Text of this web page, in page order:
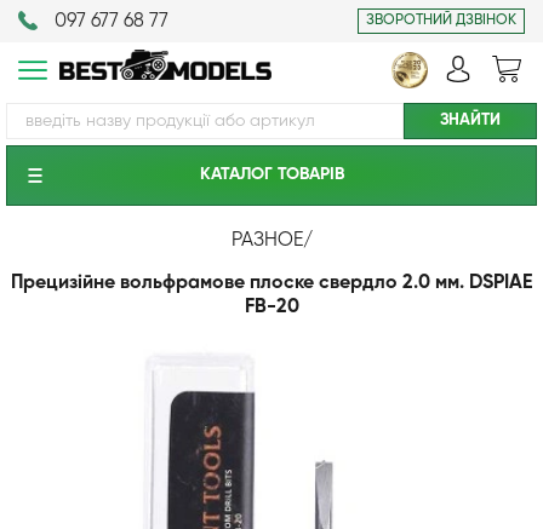
097 677 68 77 ЗВОРОТНИЙ ДЗВІНОК
КАТАЛОГ ТОВАРIВ
РАЗНОЕ/
Прецизійне вольфрамове плоске свердло 2.0 мм. DSPIAE
FB-20